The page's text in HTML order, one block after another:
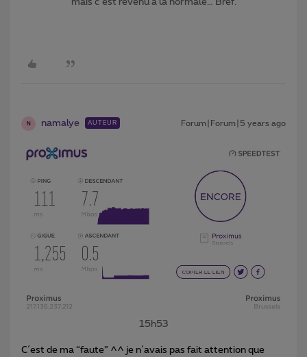
mais c´est revenu à la normale… Bref.
N namalye AUTEUR Forum|Forum|5 years ago
15h53
C´est de ma “faute” ^^ je n´avais pas fait attention que